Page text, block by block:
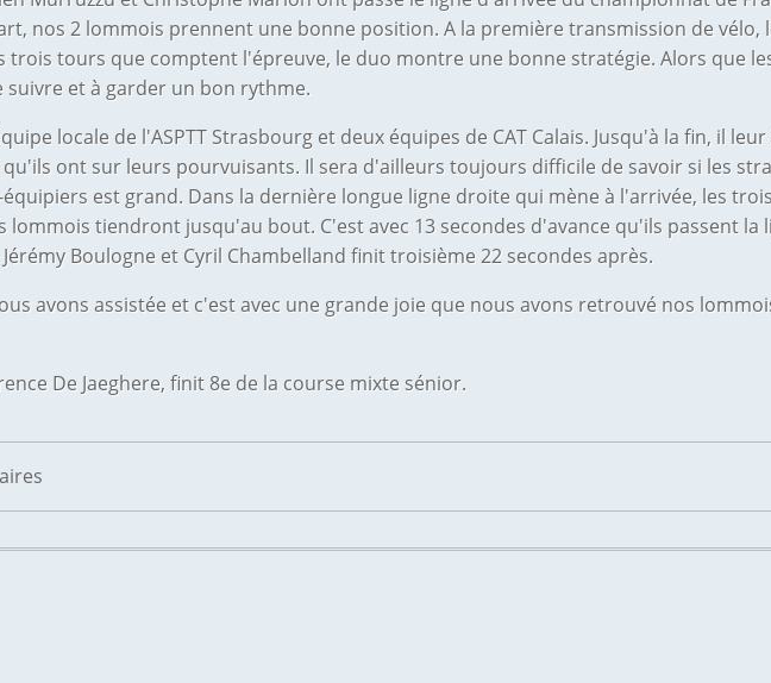
nos 2 lommois prennent une bonne position. A la première transmission de vélo,
trois tours que comptent l'épreuve, le duo montre une bonne stratégie. Alors que
suivre et à garder un bon rythme.
locale de l'ASPTT Strasbourg et deux équipes de CAT Calais. Jusqu'à la fin, il
ont sur leurs pourvuisants. Il sera d'ailleurs toujours difficile de savoir si les
est grand. Dans la dernière longue ligne droite qui mène à l'arrivée, les
tiendront jusqu'au bout. C'est avec 13 secondes d'avance qu'ils passent la
Boulogne et Cyril Chambelland finit troisième 22 secondes après.
avons assistée et c'est avec une grande joie que nous avons retrouvé nos
De Jaeghere, finit 8e de la course mixte sénior.